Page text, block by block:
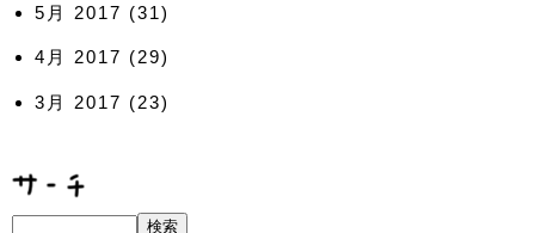
5月 2017 (31)
4月 2017 (29)
3月 2017 (23)